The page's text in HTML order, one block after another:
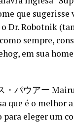
que
Dr. Robotnik
sempre,
em sua
パウアー
que é o melhor
para eleger um